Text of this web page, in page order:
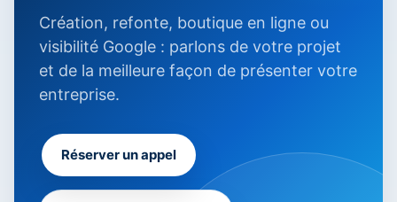
Création, refonte, boutique en ligne ou
visibilité Google : parlons de votre projet
et de la meilleure façon de présenter votre
entreprise.
Réserver un appel